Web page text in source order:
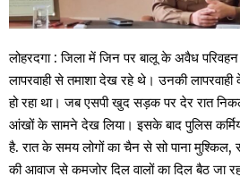
लोहरदगा : जिला में जिन पर बालू के अवैध परिवहन
लापरवाही से तमाशा देख रहे थे। उनकी
हो रहा था। जब एसपी खुद सड़क पर देर रात
आंखों के सामने देख लिया। इसके बाद पुलिस
है. रात के समय लोगों का चैन से सो पाना
की आवाज से कमजोर दिल वालों का दिल बैठ जा